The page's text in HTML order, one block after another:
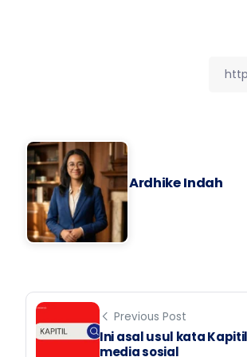
Ardhike Indah
Previous Post
Ini asal usul kata
media sosial